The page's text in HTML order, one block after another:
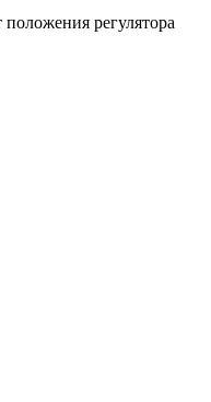
регулятора